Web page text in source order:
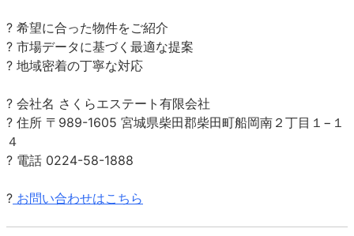
? 希望に合った物件をご紹介
? 市場データに基づく最適な提案
? 地域密着の丁寧な対応
? 会社名 さくらエステート有限会社
? 住所 〒989-1605 宮城県柴田郡柴田町船岡南２丁目１−１
４
? 電話 0224-58-1888
? お問い合わせはこちら